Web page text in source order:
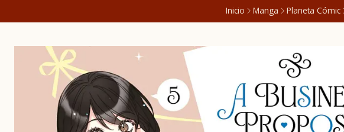
Inicio Manga Planeta Cómic